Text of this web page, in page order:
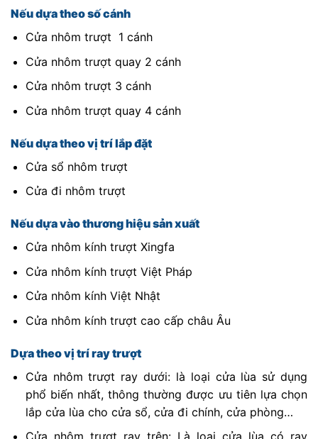
Nếu dựa theo số cánh
Cửa nhôm trượt 1 cánh
Cửa nhôm trượt quay 2 cánh
Cửa nhôm trượt 3 cánh
Cửa nhôm trượt quay 4 cánh
Nếu dựa theo vị trí lắp đặt
Cửa sổ nhôm trượt
Cửa đi nhôm trượt
Nếu dựa vào thương hiệu sản xuất
Cửa nhôm kính trượt Xingfa
Cửa nhôm kính trượt Việt Pháp
Cửa nhôm kính Việt Nhật
Cửa nhôm kính trượt cao cấp châu Âu
Dựa theo vị trí ray trượt
Cửa nhôm trượt ray dưới: là loại cửa lùa sử dụng
phổ biến nhất, thông thường được ưu tiên lựa chọn
lắp cửa lùa cho cửa sổ, cửa đi chính, cửa phòng…